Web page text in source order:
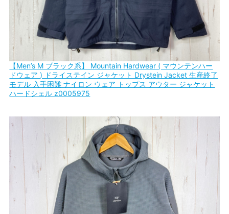
【Men’s M ブラック系】 Mountain Hardwear ( マウンテンハー
ドウェア ) ドライステイン ジャケット Drystein Jacket 生産終了
モデル 入手困難 ナイロン ウェア トップス アウター ジャケット
ハードシェル z0005975